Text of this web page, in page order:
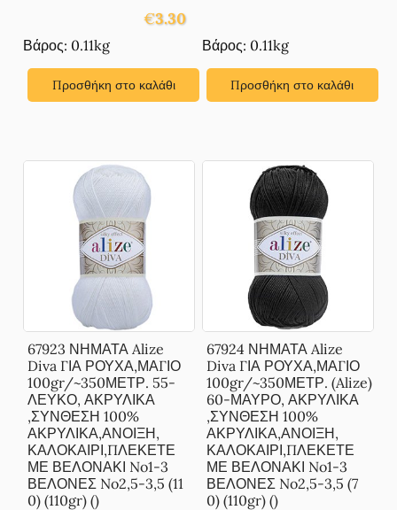
€3.30
Βάρος: 0.11kg
Προσθήκη στο καλάθι
Βάρος: 0.11kg
Προσθήκη στο καλάθι
67923 ΝΗΜΑΤΑ Alize
Diva ΓΙΑ ΡΟΥΧΑ,ΜΑΓΙΟ
100gr/~350ΜΕΤΡ. 55-
ΛΕΥΚΟ, ΑΚΡΥΛΙΚΑ
,ΣΥΝΘΕΣΗ 100%
ΑΚΡΥΛΙΚΑ,ΑΝΟΙΞΗ,
ΚΑΛΟΚΑΙΡΙ,ΠΛΕΚΕΤΕ
ΜΕ ΒΕΛΟΝΑΚΙ No1-3
ΒΕΛΟΝΕΣ No2,5-3,5 (11
0) (110gr) ()
67924 ΝΗΜΑΤΑ Alize
Diva ΓΙΑ ΡΟΥΧΑ,ΜΑΓΙΟ
100gr/~350ΜΕΤΡ. (Alize)
60-ΜΑΥΡΟ, ΑΚΡΥΛΙΚΑ
,ΣΥΝΘΕΣΗ 100%
ΑΚΡΥΛΙΚΑ,ΑΝΟΙΞΗ,
ΚΑΛΟΚΑΙΡΙ,ΠΛΕΚΕΤΕ
ΜΕ ΒΕΛΟΝΑΚΙ No1-3
ΒΕΛΟΝΕΣ No2,5-3,5 (7
0) (110gr) ()